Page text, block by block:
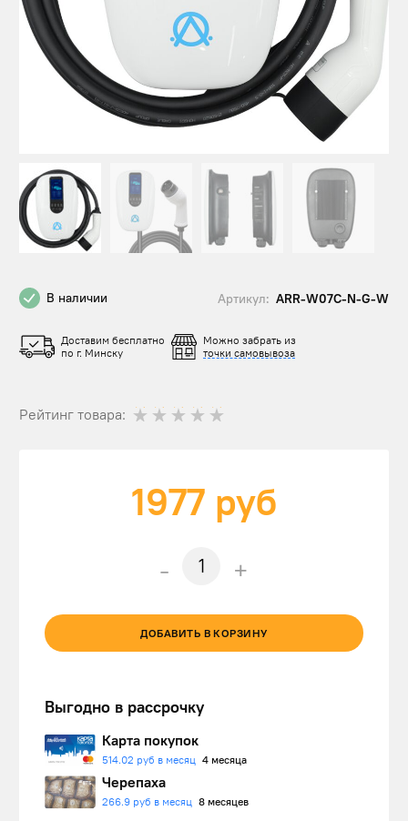
В наличии Артикул: ARR-W07C-N-G-W
Доставим бесплатно
по г. Минску
Можно забрать из
точки самовывоза
Рейтинг товара:
1977руб
- +
ДОБАВИТЬ В КОРЗИНУ
Выгодно в рассрочку
Карта покупок
514.02 руб в месяц 4 месяца
Черепаха
266.9 руб в месяц 8 месяцев